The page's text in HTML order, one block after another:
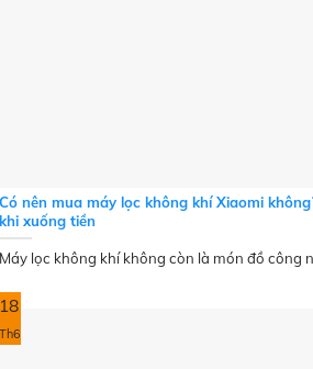
Có nên mua máy lọc không khí Xiaomi
khi xuống tiền
Máy lọc không khí không còn là món đồ công
18
Th6